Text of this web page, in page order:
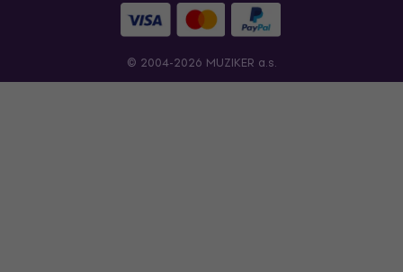
© 2004-2026 MUZIKER a.s.